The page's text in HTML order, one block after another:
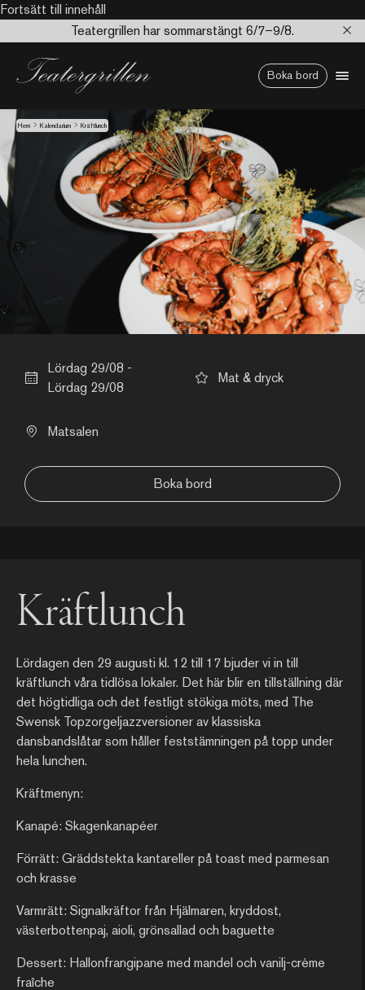
Fortsätt till innehåll
Teatergrillen har sommarstängt 6/7–9/8.
Boka bord
Hem Kalendarium Kräftlunch
Kräftlunch
Lördagen den 29 augusti kl. 12 till 17 bjuder vi in till
kräftlunch våra tidlösa lokaler. Det här blir en tillställning där
det högtidliga och det festligt stökiga möts, med The
Swensk Topzorgeljazzversioner av klassiska
dansbandslåtar som håller feststämningen på topp under
hela lunchen.
Kräftmenyn:
Kanapé: Skagenkanapéer
Förrätt: Gräddstekta kantareller på toast med parmesan
och krasse
Varmrätt: Signalkräftor från Hjälmaren, kryddost,
västerbottenpaj, aioli, grönsallad och baguette
Dessert: Hallonfrangipane med mandel och vanilj-crème
fraîche
Lördag 29/08 -
Lördag 29/08
Mat & dryck
Matsalen
Boka bord